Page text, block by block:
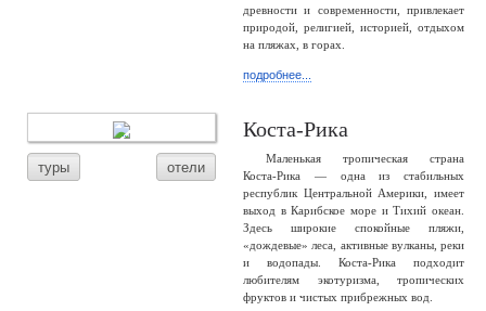
древности и современности, привлекает
природой, религией, историей, отдыхом
на пляжах, в горах.
подробнее...
туры отели
Коста-Рика
Маленькая тропическая страна
Коста-Рика — одна из стабильных
республик Центральной Америки, имеет
выход в Карибское море и Тихий океан.
Здесь широкие спокойные пляжи,
«дождевые» леса, активные вулканы, реки
и водопады. Коста-Рика подходит
любителям экотуризма, тропических
фруктов и чистых прибрежных вод.